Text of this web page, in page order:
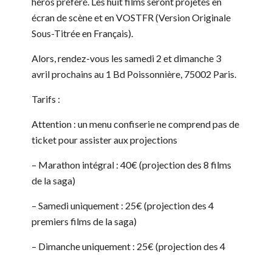
écran de scène et en VOSTFR (Version Originale
Sous-Titrée en Français).
Alors, rendez-vous les samedi 2 et dimanche 3
avril prochains au 1 Bd Poissonnière, 75002 Paris.
Tarifs :
Attention : un menu confiserie ne comprend pas de
ticket pour assister aux projections
– Marathon intégral : 40€ (projection des 8 films
de la saga)
– Samedi uniquement : 25€ (projection des 4
premiers films de la saga)
– Dimanche uniquement : 25€ (projection des 4